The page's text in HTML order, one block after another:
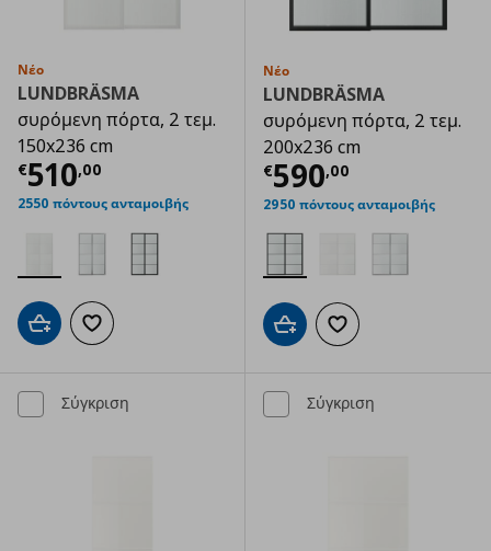
Νέο
LUNDBRÄSMA
συρόμενη πόρτα, 2 τεμ.
150x236 cm
€510,00
Τρέχουσα τιμή € 510,00
2550 πόντους ανταμοιβής
Προσθήκη στο καλάθι
Προσθήκη στα αγαπημένα
Νέο
LUNDBRÄSMA
συρόμενη πόρτα, 2 τεμ.
200x236 cm
€590,00
Τρέχουσα
2950 πόντους ανταμοιβής
Προσθήκη στο καλάθι
Προσθήκη στα
Σύγκριση Σύγκριση